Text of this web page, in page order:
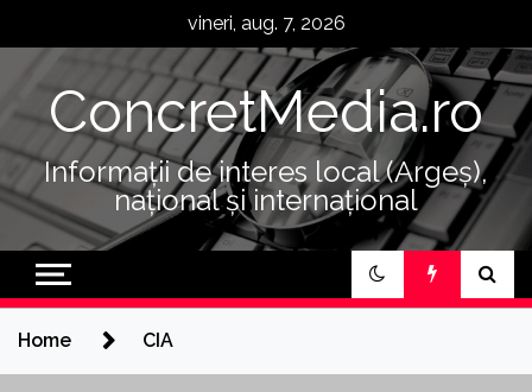
vineri, aug. 7, 2026
ConcretMedia.ro
Informații de interes local (Argeș),
național și internațional
Home CIA